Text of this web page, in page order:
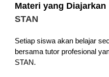
Materi yang
STAN
Setiap siswa akan belajar
bersama tutor profesional
STAN.